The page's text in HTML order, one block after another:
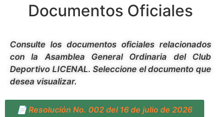
Documentos Oficiales
Consulte los documentos oficiales relacionados
con la Asamblea General Ordinaria del Club
Deportivo LICENAL. Seleccione el documento que
desea visualizar.
📄 Resolución No. 002 del 16 de julio de 2026